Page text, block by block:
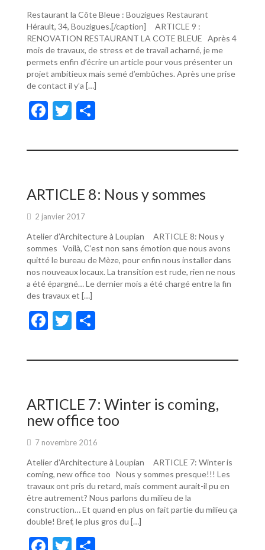
Restaurant la Côte Bleue : Bouzigues Restaurant
Hérault, 34, Bouzigues.[/caption] ARTICLE 9 :
RENOVATION RESTAURANT LA COTE BLEUE Après 4
mois de travaux, de stress et de travail acharné, je me
permets enfin d’écrire un article pour vous présenter un
projet ambitieux mais semé d’embûches. Après une prise
de contact il y’a […]
F
e
o
o
k
T
itt ta
er
ARTICLE 8: Nous y sommes
2 janvier 2017
Atelier d’Architecture à Loupian ARTICLE 8: Nous y
sommes Voilà, C’est non sans émotion que nous avons
quitté le bureau de Mèze, pour enfin nous installer dans
nos nouveaux locaux. La transition est rude, rien ne nous
a été épargné… Le dernier mois a été chargé entre la fin
des travaux et […]
F
e
o
o
k
T
itt ta
er
ARTICLE 7: Winter is coming,
new office too
7 novembre 2016
Atelier d’Architecture à Loupian ARTICLE 7: Winter is
coming, new office too Nous y sommes presque!!! Les
travaux ont pris du retard, mais comment aurait-il pu en
être autrement? Nous parlons du milieu de la
construction… Et quand en plus on fait partie du milieu ça
double! Bref, le plus gros du […]